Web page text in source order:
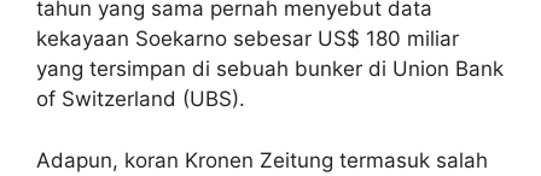
tahun yang sama pernah menyebut data
kekayaan Soekarno sebesar US$ 180 miliar
yang tersimpan di sebuah bunker di Union Bank
of Switzerland (UBS).
Adapun, koran Kronen Zeitung termasuk salah